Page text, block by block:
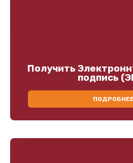
Получить
подпись